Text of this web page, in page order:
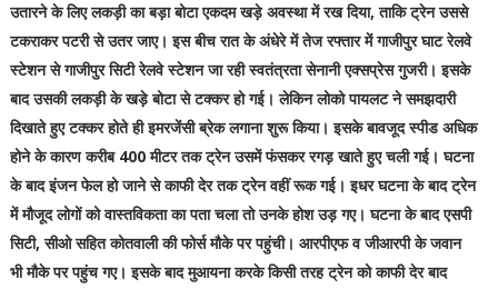
उतारने के लिए लकड़ी का बड़ा बोटा एकदम खड़े अवस्था में रख दिया, ताकि ट्रेन उससे
टकराकर पटरी से उतर जाए। इस बीच रात के अंधेरे में तेज रफ्तार में गाजीपुर घाट रेलवे
स्टेशन से गाजीपुर सिटी रेलवे स्टेशन जा रही स्वतंत्रता सेनानी एक्सप्रेस गुजरी। इसके
बाद उसकी लकड़ी के खड़े बोटा से टक्कर हो गई। लेकिन लोको पायलट ने समझदारी
दिखाते हुए टक्कर होते ही इमरजेंसी ब्रेक लगाना शुरू किया। इसके बावजूद स्पीड अधिक
होने के कारण करीब 400 मीटर तक ट्रेन उसमें फंसकर रगड़ खाते हुए चली गई। घटना
के बाद इंजन फेल हो जाने से काफी देर तक ट्रेन वहीं रूक गई। इधर घटना के बाद ट्रेन
में मौजूद लोगों को वास्तविकता का पता चला तो उनके होश उड़ गए। घटना के बाद एसपी
सिटी, सीओ सहित कोतवाली की फोर्स मौके पर पहुंची। आरपीएफ व जीआरपी के जवान
भी मौके पर पहुंच गए। इसके बाद मुआयना करके किसी तरह ट्रेन को काफी देर बाद